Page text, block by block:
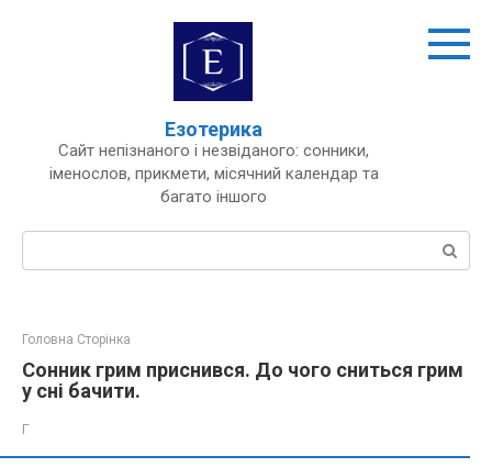
Езотерика
Сайт непізнаного і незвіданого: сонники,
іменослов, прикмети, місячний календар та
багато іншого
Пошук:
Головна Сторінка
Сонник грим приснився. До чого сниться грим
у сні бачити.
Г